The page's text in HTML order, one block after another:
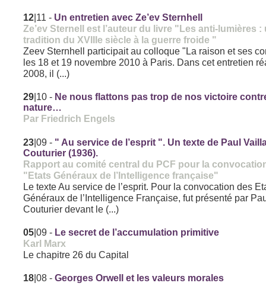
12 |11 - Un entretien avec Ze’ev Sternhell
Ze’ev Sternell est l’auteur du livre "Les anti-lumières :
tradition du XVIIIe siècle à la guerre froide "
Zeev Sternhell participait au colloque "La raison et ses
les 18 et 19 novembre 2010 à Paris. Dans cet entretien
2008, il (...)
29 |10 - Ne nous flattons pas trop de nos victoire
nature…
Par Friedrich Engels
23 |09 - " Au service de l’esprit ". Un texte de Paul
Couturier (1936).
Rapport au comité central du PCF pour la
"Etats Généraux de l’Intelligence française"
Le texte Au service de l’esprit. Pour la convocation des
Généraux de l’Intelligence Française, fut présenté par
Couturier devant le (...)
05 |09 - Le secret de l’accumulation primitive
Karl Marx
Le chapitre 26 du Capital
18 |08 -Georges Orwell et les valeurs morales